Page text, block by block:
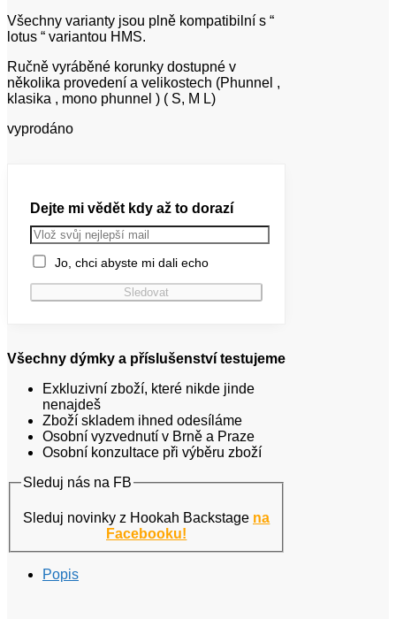
Všechny varianty jsou plně kompatibilní s “
lotus “ variantou HMS.
Ručně vyráběné korunky dostupné v
několika provedení a velikostech (Phunnel ,
klasika , mono phunnel ) ( S, M L)
vyprodáno
Dejte mi vědět kdy až to dorazí
Jo, chci abyste mi dali echo
Všechny dýmky a příslušenství testujeme
Exkluzivní zboží, které nikde jinde
nenajdeš
Zboží skladem ihned odesíláme
Osobní vyzvednutí v Brně a Praze
Osobní konzultace při výběru zboží
Sleduj nás na FB
Sleduj novinky z Hookah Backstage na
Facebooku!
Popis